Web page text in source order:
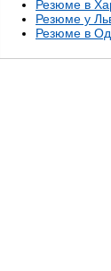
Резюме в
Резюме у
Резюме в